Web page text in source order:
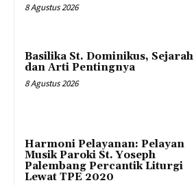
8 Agustus 2026
Basilika St. Dominikus, Sejarah
dan Arti Pentingnya
8 Agustus 2026
Harmoni Pelayanan: Pelayan
Musik Paroki St. Yoseph
Palembang Percantik Liturgi
Lewat TPE 2020